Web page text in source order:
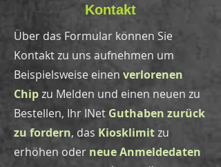
Kontakt
Über das Formular können Sie
Kontakt zu uns aufnehmen um
Beispielsweise einen verlorenen
Chipzu Melden und einen neuen zu
Bestellen, Ihr INet Guthaben zurück
zu fordern, das Kiosklimitzu
erhöhen oder neue Anmeldedaten